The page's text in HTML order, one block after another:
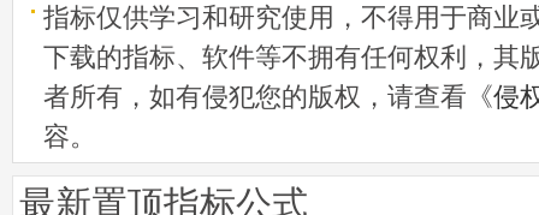
指标仅供学习和研究使用，不得用于商业
下载的指标、软件等不拥有任何权利，其
者所有，如有侵犯您的版权，请查看《侵
容。
最新置顶指标公式